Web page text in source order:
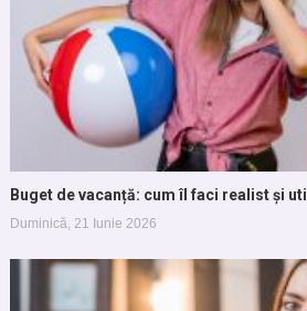
Buget de vacanță: cum îl faci realist și util
Duminică, 21 Iunie 2026